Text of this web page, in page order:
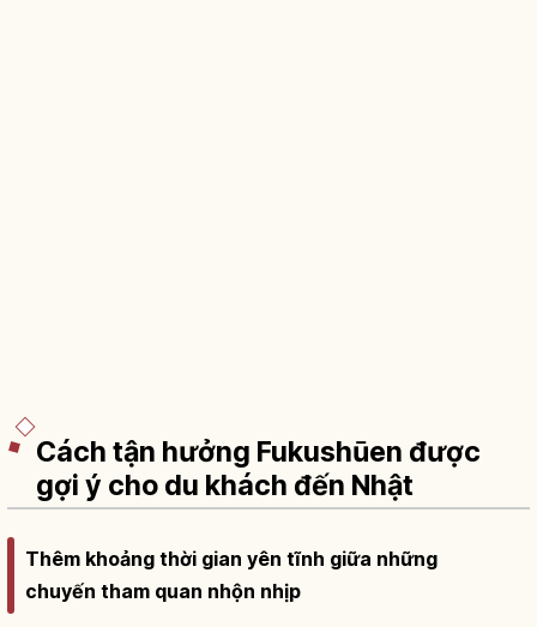
Cách tận hưởng Fukushūen được
gợi ý cho du khách đến Nhật
Thêm khoảng thời gian yên tĩnh giữa những
chuyến tham quan nhộn nhịp